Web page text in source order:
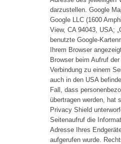
darzustellen. Google
Google LLC (1600
View, CA 94043, USA;
benutzte Google-
Ihrem Browser
Browser beim Aufruf
Verbindung zu einem
auch in den USA
Fall, dass
übertragen werden, hat
Privacy Shield
Seitenaufruf die
Adresse Ihres
aufgerufen wurde.